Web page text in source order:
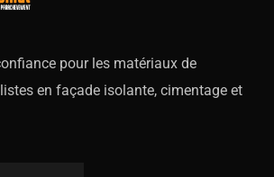
pour les matériaux de
en façade isolante, cimentage et